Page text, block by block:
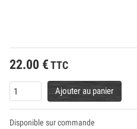
22.00 € TTC
Ajouter au panier
Disponible sur commande